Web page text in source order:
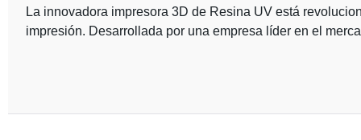
La innovadora impresora 3D de Resina UV está
impresión. Desarrollada por una empresa líder en el